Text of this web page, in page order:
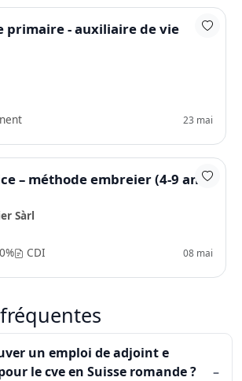
primaire - auxiliaire de vie
23 mai
– méthode embreier (4-9 ans)
Sàrl
CDI 08 mai
un emploi de adjoint e
le cve en Suisse romande ?